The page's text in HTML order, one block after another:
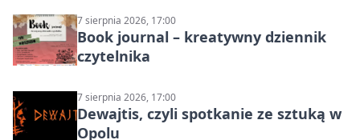
7 sierpnia 2026, 17:00
Book journal – kreatywny dziennik
czytelnika
7 sierpnia 2026, 17:00
Dewajtis, czyli spotkanie ze sztuką w
Opolu